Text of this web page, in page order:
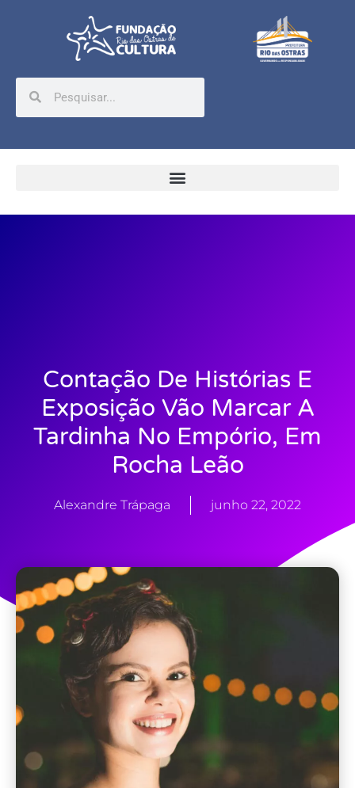
Contação De Histórias E
Exposição Vão Marcar A
Tardinha No Empório, Em
Rocha Leão
Alexandre Trápaga junho 22, 2022